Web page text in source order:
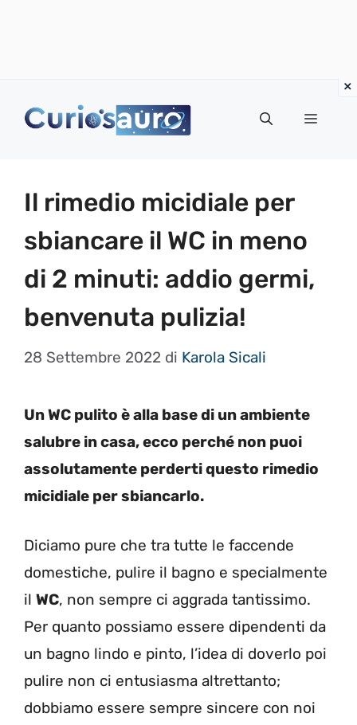
Menu
Il rimedio micidiale per
sbiancare il WC in meno
di 2 minuti: addio germi,
benvenuta pulizia!
28 Settembre 2022 di Karola Sicali
Un WC pulito è alla base di un ambiente
salubre in casa, ecco perché non puoi
assolutamente perderti questo rimedio
micidiale per sbiancarlo.
Diciamo pure che tra tutte le faccende
domestiche, pulire il bagno e specialmente
il WC, non sempre ci aggrada tantissimo.
Per quanto possiamo essere dipendenti da
un bagno lindo e pinto, l’idea di doverlo poi
pulire non ci entusiasma altrettanto;
dobbiamo essere sempre sincere con noi